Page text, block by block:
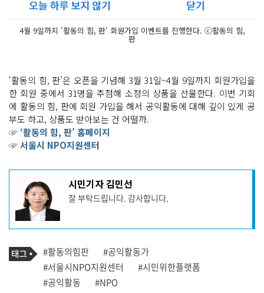
4월 9일까지 '활동의 힘, 판' 회원가입 이벤트를 진행한다. ⓒ활동의 힘,
판
‘활동의 힘, 판’은 오픈을 기념해 3월 31일~4월 9일까지 회원가입을
한 회원 중에서 31명을 추첨해 소정의 상품을 선물한다. 이번 기회
에 활동의 힘, 판에 회원 가입을 해서 공익활동에 대해 깊이 있게 공
부도 하고, 상품도 받아보는 건 어떨까.
☞ ‘활동의 힘, 판’ 홈페이지
☞ 서울시 NPO지원센터
작
성
자
프
필
시민기자 김민선
잘 부탁드립니다. 감사합니다.
기
사
관
련
태
태
그
#활동의힘판
#공익활동가
#서울시NPO지원센터
#시민위한플랫폼
#공익활동
#NPO